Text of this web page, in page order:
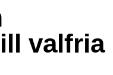
valfria